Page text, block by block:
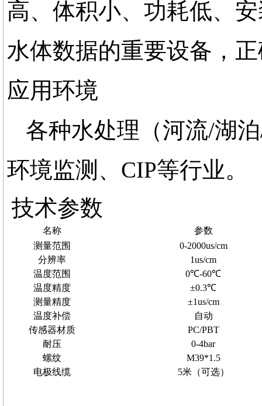
高、体积小、功耗低、
水体数据的重要设备，
应用环境
各种水处理（河流/湖
环境监测、CIP等行业。
技术参数
名称
参数
测量范围
0-2000us/cm
分辨率
1us/cm
温度范围
0℃-60℃
温度精度
±0.3℃
测量精度
±1us/cm
温度补偿
自动
传感器材质
PC/PBT
耐压
0-4bar
螺纹
M39*1.5
电极线缆
5米（可选）